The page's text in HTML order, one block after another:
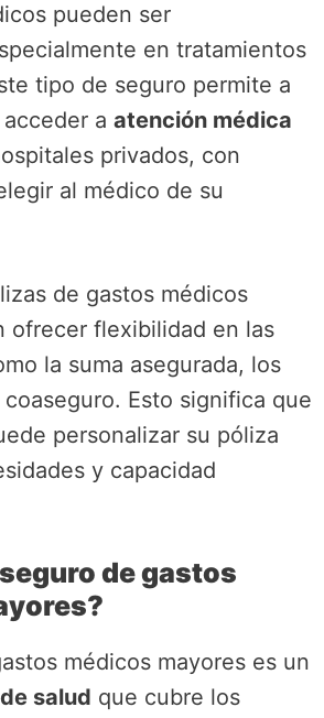
pueden ser
en tratamientos
tipo de seguro permite a
a atención médica
privados, con
al médico de su
de gastos médicos
ofrecer flexibilidad en las
la suma asegurada, los
Esto significa que
personalizar su póliza
y capacidad
de gastos
médicos mayores es un
salud que cubre los